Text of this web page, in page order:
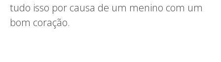
tudo isso por causa de um menino com um
bom coração.